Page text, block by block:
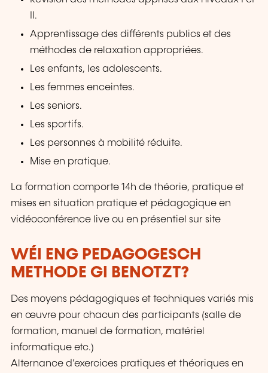
II.
Apprentissage des différents publics et des
méthodes de relaxation appropriées.
Les enfants, les adolescents.
Les femmes enceintes.
Les seniors.
Les sportifs.
Les personnes à mobilité réduite.
Mise en pratique.
La formation comporte 14h de théorie, pratique et
mises en situation pratique et pédagogique en
vidéoconférence live ou en présentiel sur site
WÉI ENG PEDAGOGESCH
METHODE GI BENOTZT?
Des moyens pédagogiques et techniques variés mis
en œuvre pour chacun des participants (salle de
formation, manuel de formation, matériel
informatique etc.)
Alternance d’exercices pratiques et théoriques en